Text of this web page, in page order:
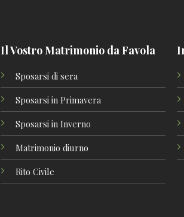
Il Vostro Matrimonio da Favola
Sposarsi di sera
Sposarsi in Primavera
Sposarsi in Inverno
Matrimonio diurno
Rito Civile